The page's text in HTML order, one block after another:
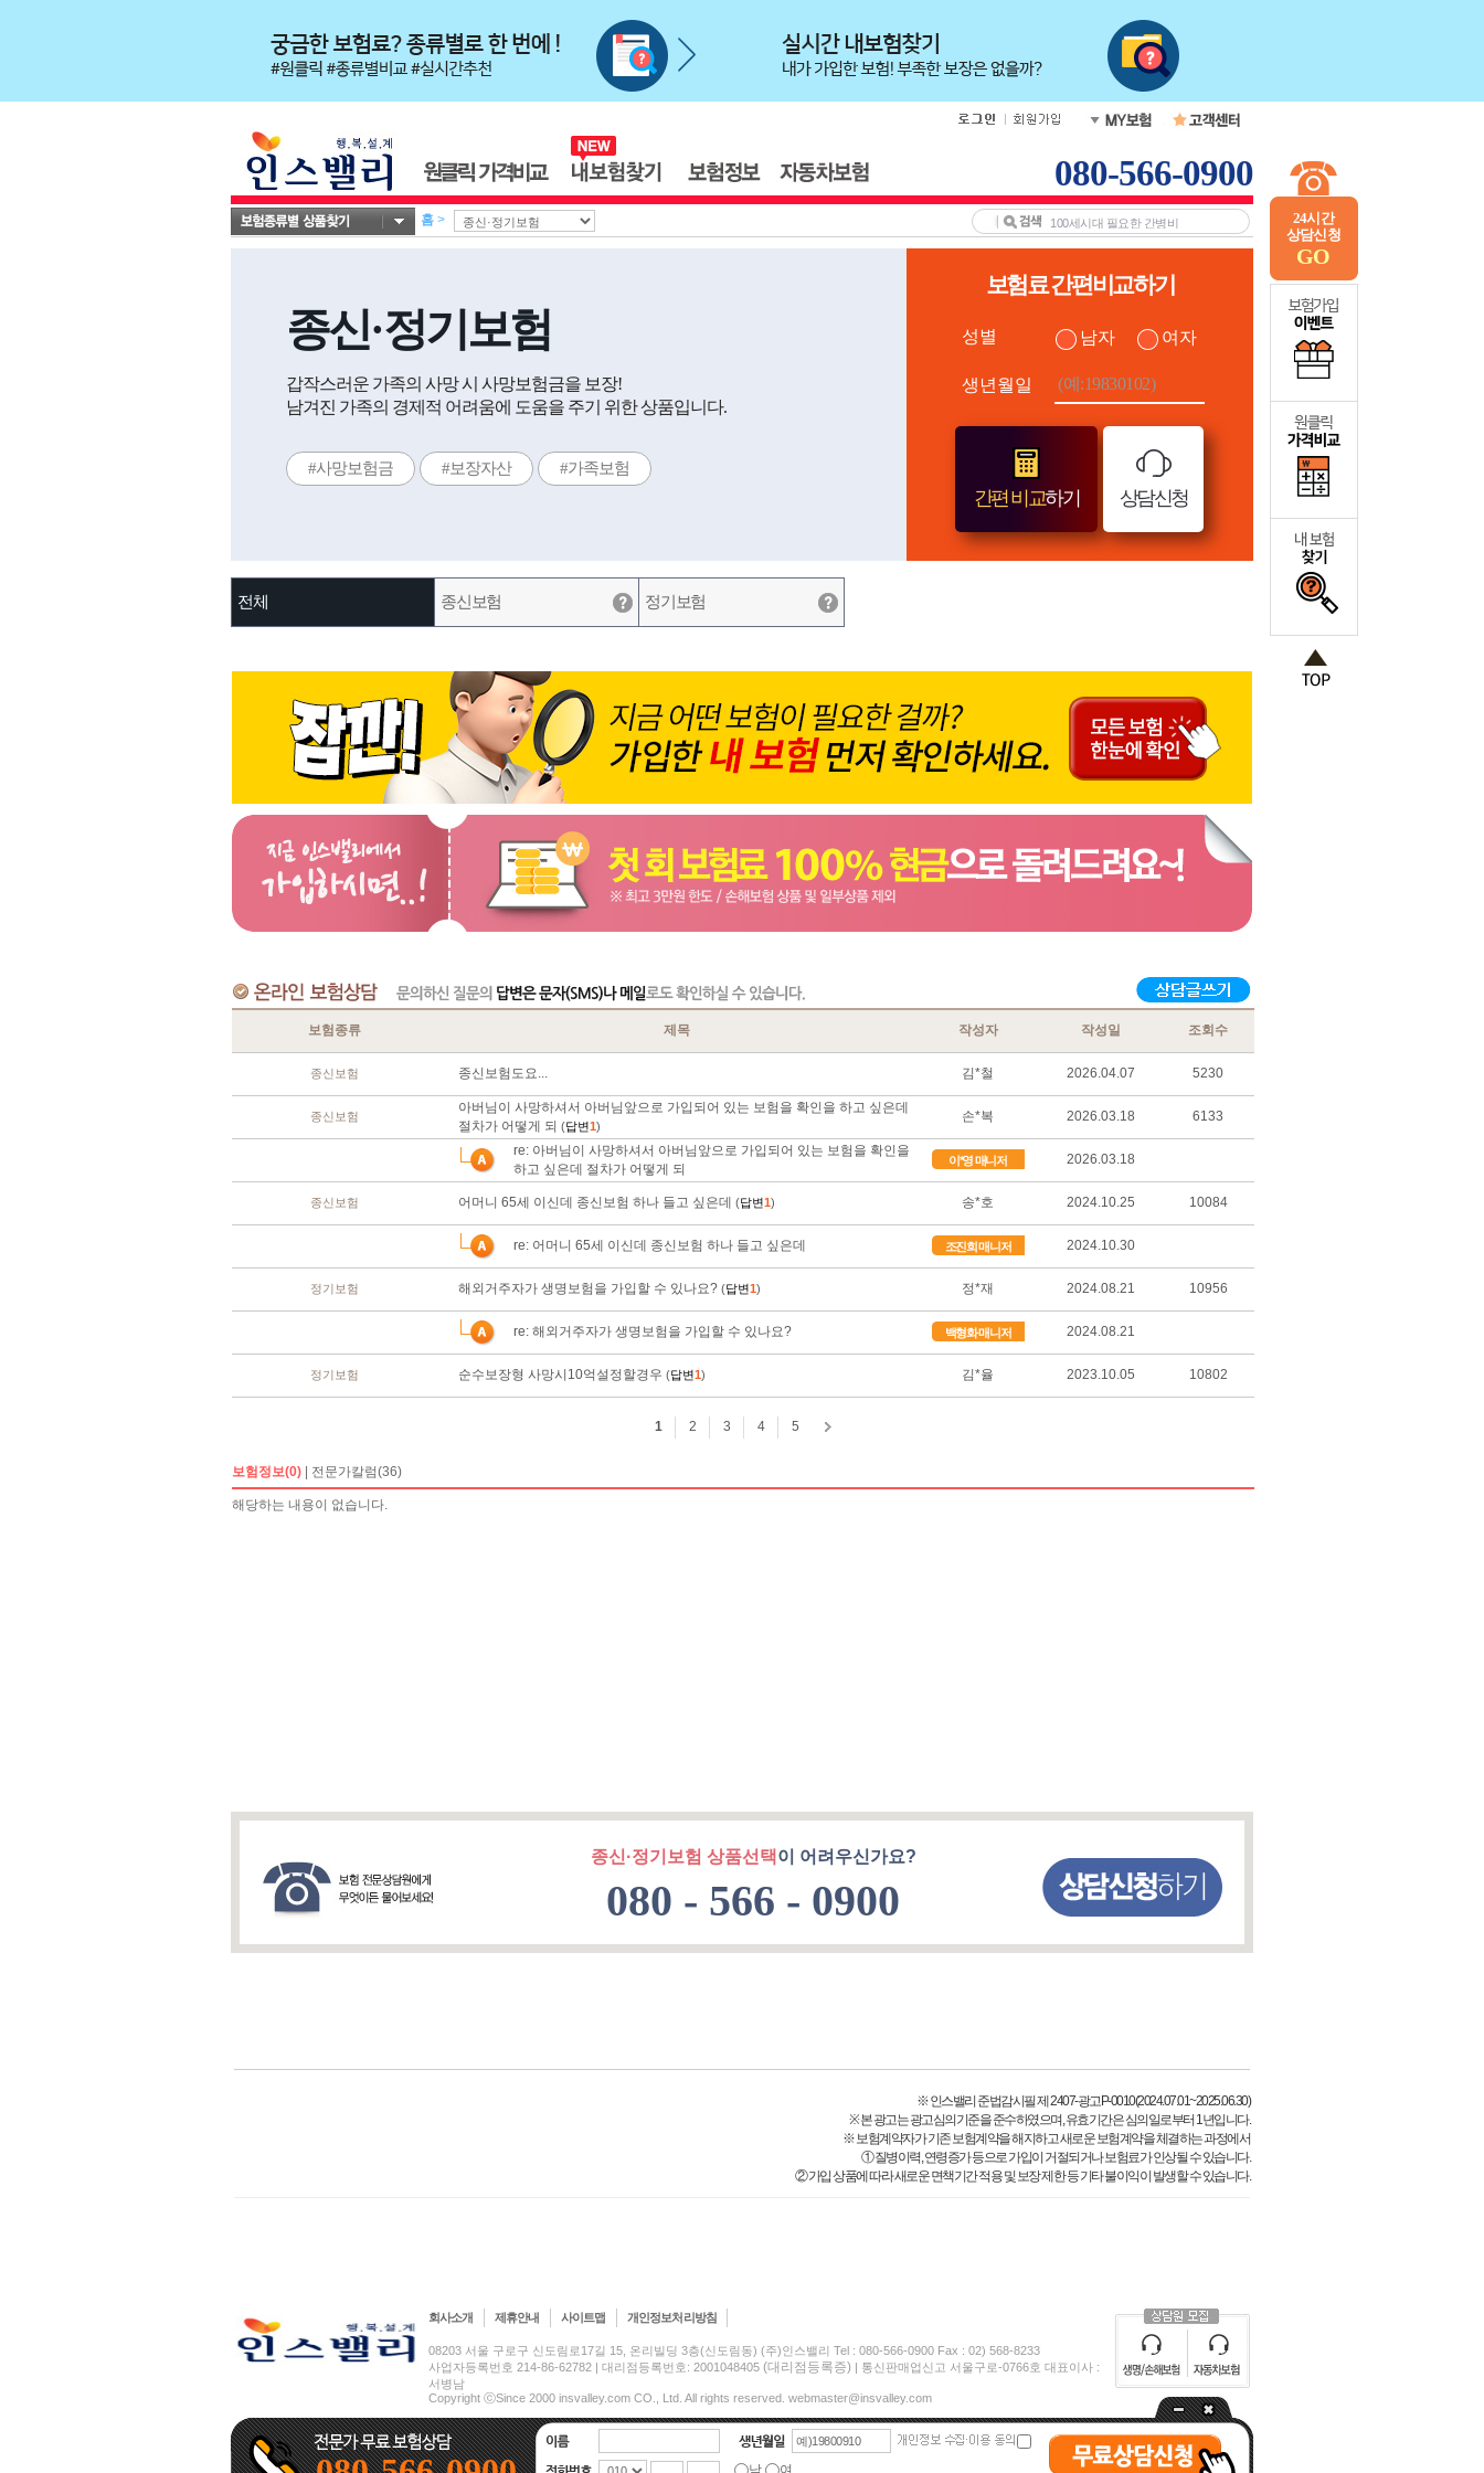
24시간
상담신청
GO
080-566-0900
홈 >
종신·정기보험
갑작스러운 가족의 사망 시 사망보험금을 보장!
남겨진 가족의 경제적 어려움에 도움을 주기 위한 상품입니다.
#사망보험금 #보장자산 #가족보험
보험료 간편비교하기
성별 남자 여자
생년월일
간편 비교하기 상담신청
전체 종신보험 정기보험
종신·정기보험 상품선택 이 어려우신가요?
080 - 566 - 0900
※ 인스밸리 준법감시필 제 2407-광고P-0010(2024.07.01~2025.06.30)
※ 본 광고는 광고심의기준을 준수하였으며, 유효기간은 심의일로부터 1년입니다.
※ 보험계약자가 기존 보험계약을 해지하고 새로운 보험계약을 체결하는 과정에서
① 질병이력, 연령증가 등으로 가입이 거절되거나 보험료가 인상될 수 있습니다.
② 가입 상품에 따라 새로운 면책기간 적용 및 보장 제한 등 기타 불이익이 발생할 수 있습니다.
회사소개 제휴안내 사이트맵 개인정보처리방침
08203 서울 구로구 신도림로17길 15, 온리빌딩 3층(신도림동) (주)인스밸리 Tel : 080-566-0900 Fax : 02) 568-8233
사업자등록번호 214-86-62782 | 대리점등록번호: 2001048405 (대리점등록증) | 통신판매업신고 서울구로-0766호 대표이사 :
서병남
Copyright ⓒSince 2000 insvalley.com CO., Ltd. All rights reserved. webmaster@insvalley.com
남 여